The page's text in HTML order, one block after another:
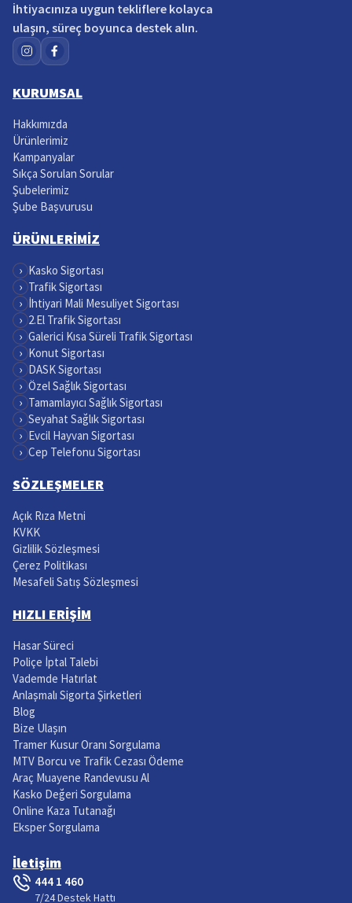
İhtiyacınıza uygun tekliflere kolayca
ulaşın, süreç boyunca destek alın.
KURUMSAL
Hakkımızda
Ürünlerimiz
Kampanyalar
Sıkça Sorulan Sorular
Şubelerimiz
Şube Başvurusu
ÜRÜNLERİMİZ
› Kasko Sigortası
› Trafik Sigortası
› İhtiyari Mali Mesuliyet Sigortası
› 2.El Trafik Sigortası
› Galerici Kısa Süreli Trafik Sigortası
› Konut Sigortası
› DASK Sigortası
› Özel Sağlık Sigortası
› Tamamlayıcı Sağlık Sigortası
› Seyahat Sağlık Sigortası
› Evcil Hayvan Sigortası
› Cep Telefonu Sigortası
SÖZLEŞMELER
Açık Rıza Metni
KVKK
Gizlilik Sözleşmesi
Çerez Politikası
Mesafeli Satış Sözleşmesi
HIZLI ERİŞİM
Hasar Süreci
Poliçe İptal Talebi
Vademde Hatırlat
Anlaşmalı Sigorta Şirketleri
Blog
Bize Ulaşın
Tramer Kusur Oranı Sorgulama
MTV Borcu ve Trafik Cezası Ödeme
Araç Muayene Randevusu Al
Kasko Değeri Sorgulama
Online Kaza Tutanağı
Eksper Sorgulama
İletişim
444 1 460
7/24 Destek Hattı